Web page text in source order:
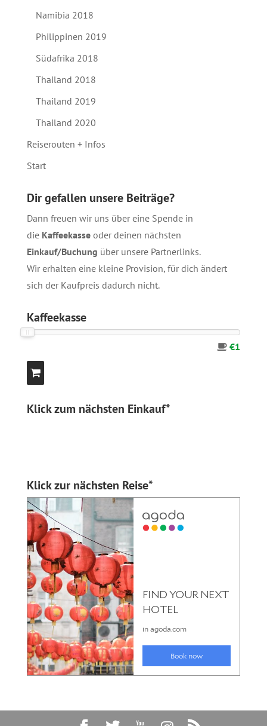
Namibia 2018
Philippinen 2019
Südafrika 2018
Thailand 2018
Thailand 2019
Thailand 2020
Reiserouten + Infos
Start
Dir gefallen unsere Beiträge?
Dann freuen wir uns über eine Spende in
die Kaffeekasseoder deinen nächsten
Einkauf/Buchung über unsere Partnerlinks.
Wir erhalten eine kleine Provision, für dich ändert
sich der Kaufpreis dadurch nicht.
Kaffeekasse
€1
Klick zum nächsten Einkauf*
Klick zur nächsten Reise*